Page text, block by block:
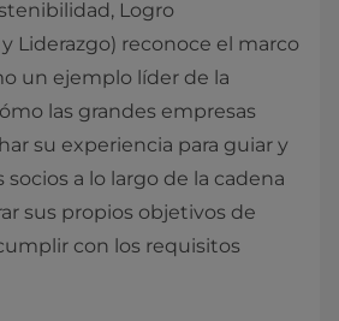
Logro
Liderazgo) reconoce el marco
un ejemplo líder de la
las grandes empresas
su experiencia para guiar y
socios a lo largo de la cadena
sus propios objetivos de
con los requisitos